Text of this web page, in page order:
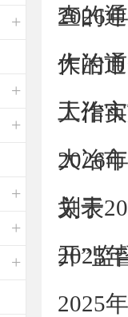
查的
2026
作的
大冶
工作
大冶
2026
大冶
划表
关于
开”监
2025
2025